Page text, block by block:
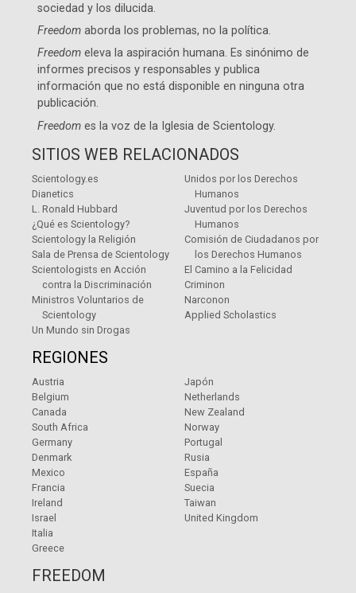
sociedad y los dilucida.
Freedom aborda los problemas, no la política.
Freedom eleva la aspiración humana. Es sinónimo de
informes precisos y responsables y publica
información que no está disponible en ninguna otra
publicación.
Freedom es la voz de la Iglesia de Scientology.
SITIOS WEB RELACIONADOS
Scientology.es
Dianetics
L. Ronald Hubbard
¿Qué es Scientology?
Scientology la Religión
Sala de Prensa de Scientology
Scientologists en Acción
contra la Discriminación
Ministros Voluntarios de
Scientology
Un Mundo sin Drogas
Unidos por los Derechos
Humanos
Juventud por los Derechos
Humanos
Comisión de Ciudadanos por
los Derechos Humanos
El Camino a la Felicidad
Criminon
Narconon
Applied Scholastics
REGIONES
Austria
Belgium
Canada
South Africa
Germany
Denmark
Mexico
Francia
Ireland
Israel
Italia
Greece
Japón
Netherlands
New Zealand
Norway
Portugal
Rusia
España
Suecia
Taiwan
United Kingdom
FREEDOM